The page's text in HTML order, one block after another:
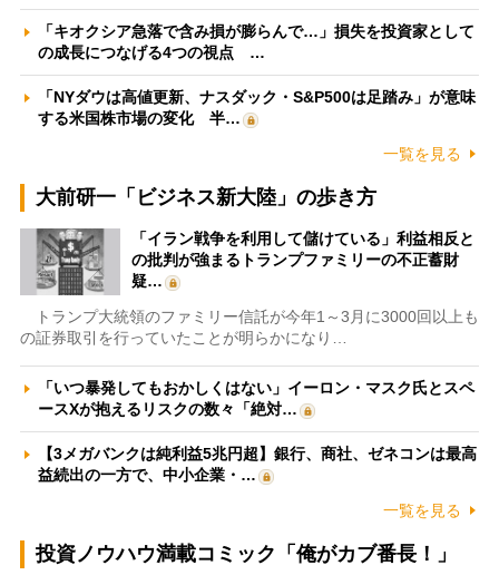
「キオクシア急落で含み損が膨らんで…」損失を投資家として
の成長につなげる4つの視点 …
「NYダウは高値更新、ナスダック・S&P500は足踏み」が意味
する米国株市場の変化 半…
一覧を見る
大前研一「ビジネス新大陸」の歩き方
「イラン戦争を利用して儲けている」利益相反と
の批判が強まるトランプファミリーの不正蓄財
疑…
トランプ大統領のファミリー信託が今年1～3月に3000回以上も
の証券取引を行っていたことが明らかになり…
「いつ暴発してもおかしくはない」イーロン・マスク氏とスペ
ースXが抱えるリスクの数々「絶対…
【3メガバンクは純利益5兆円超】銀行、商社、ゼネコンは最高
益続出の一方で、中小企業・…
一覧を見る
投資ノウハウ満載コミック「俺がカブ番長！」